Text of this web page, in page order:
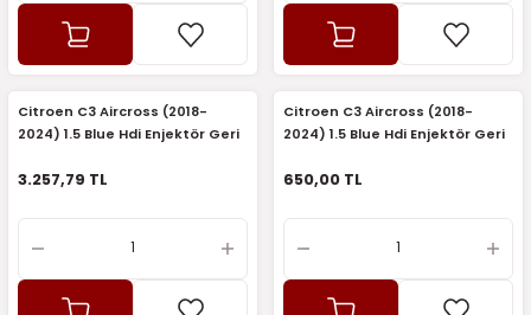
Citroen C3 Aircross (2018-
2024) 1.5 Blue Hdi Enjektör Geri
3.257,79 TL
Citroen C3 Aircross (2018-
2024) 1.5 Blue Hdi Enjektör Geri
650,00 TL